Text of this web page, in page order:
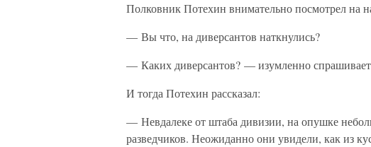
Полковник Потехин внимательно посмотрел на
— Вы что, на диверсантов наткнулись?
— Каких диверсантов? — изумленно
И тогда Потехин рассказал:
— Невдалеке от штаба дивизии, на опушке
разведчиков. Неожиданно они увидели, как из